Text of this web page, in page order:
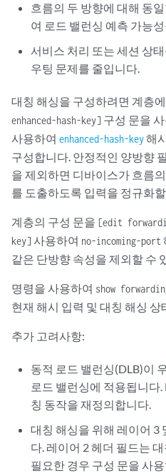
흐름의 두 방향에 대해 동
여 로드 밸런싱 예측 가능
서비스 처리 또는 세션 상
우팅 문제를 줄입니다.
대칭 해싱을 구성하려면 계층
enhanced-hash-key] 구성 문을
사용하여 enhanced-hash-key해
구성합니다. 안정적인 양방향
을 제외하면 디바이스가 흐름
를 도출하도록 입력을 정규화
계층의 구성 문을 [edit
key] 사용하여 no-incoming-port
같은 단방향 속성을 제외할 수
명령을 사용하여 show
현재 해시 입력 및 대칭 해싱
추가 고려사항:
동적 로드 밸런싱(DLB)이
로드 밸런싱에 적용됩니다
칭 동작을 재정의합니다.
대칭 해싱을 위해 레이어 3
다. 레이어 2 헤더 필드는
필요한 경우 구성 문을 사